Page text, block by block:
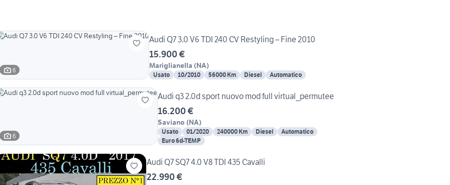
6
Audi Q7 3.0 V6 TDI 240 CV Restyling – Fine 2010
15.900 €
Mariglianella (NA)
Usato 10/2010 56000 Km Diesel Automatico
6
Audi q3 2.0d sport nuovo mod full virtual_permutee
16.200 €
Saviano (NA)
Usato 01/2020 240000 Km Diesel
Automatico
Euro 6d-TEMP
Audi Q7 SQ7 4.0 V8 TDI 435 Cavalli
22.990 €